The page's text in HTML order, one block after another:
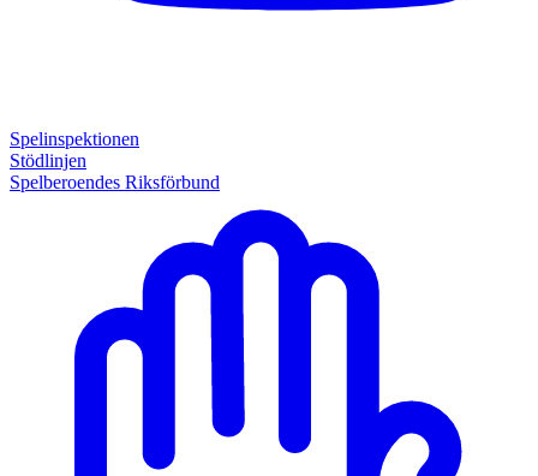
Spelinspektionen
Stödlinjen
Spelberoendes Riksförbund